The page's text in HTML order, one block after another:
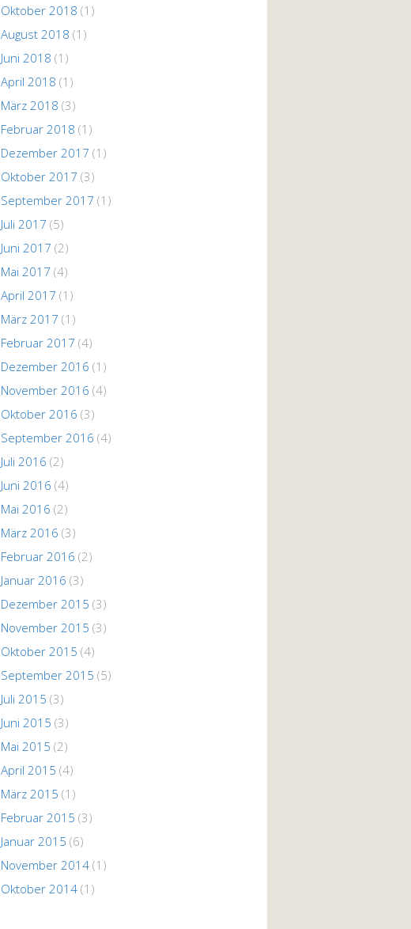
Oktober 2018 (1)
August 2018 (1)
Juni 2018 (1)
April 2018 (1)
März 2018 (3)
Februar 2018 (1)
Dezember 2017 (1)
Oktober 2017 (3)
September 2017 (1)
Juli 2017 (5)
Juni 2017 (2)
Mai 2017 (4)
April 2017 (1)
März 2017 (1)
Februar 2017 (4)
Dezember 2016 (1)
November 2016 (4)
Oktober 2016 (3)
September 2016 (4)
Juli 2016 (2)
Juni 2016 (4)
Mai 2016 (2)
März 2016 (3)
Februar 2016 (2)
Januar 2016 (3)
Dezember 2015 (3)
November 2015 (3)
Oktober 2015 (4)
September 2015 (5)
Juli 2015 (3)
Juni 2015 (3)
Mai 2015 (2)
April 2015 (4)
März 2015 (1)
Februar 2015 (3)
Januar 2015 (6)
November 2014 (1)
Oktober 2014 (1)